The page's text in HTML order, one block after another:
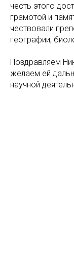
честь этого
грамотой и
чествовали
географии,
Поздравляем
желаем ей
научной